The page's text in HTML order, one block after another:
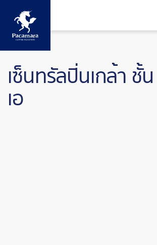
ข้ามไปยังเนื้อหาหลัก
เซ็นทรัลปิ่นเกล้า ชั้
เอ